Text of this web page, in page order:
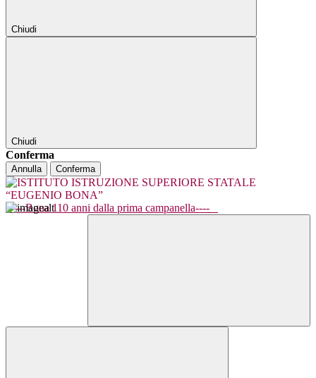
Chiudi
Chiudi
Conferma
Annulla Conferma
----Bona 110 anni dalla prima campanella----